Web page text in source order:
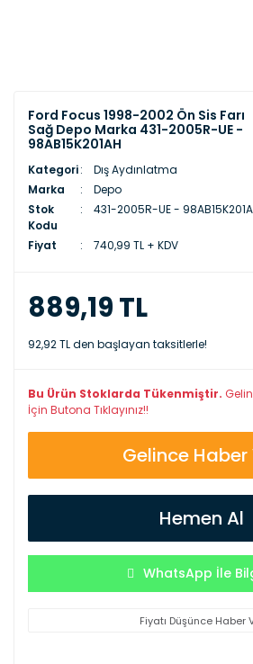
Ford Focus 1998-2002 Ön Sis Farı
Sağ Depo Marka 431-2005R-UE -
98AB15K201AH
Kategori
Dış Aydınlatma
Marka
Depo
Stok
Kodu
431-2005R-UE -
Fiyat 740,99 TL + KDV
889,19 TL
92,92 TL den başlayan taksitlerle!
Bu Ürün Stoklarda Tükenmiştir.
İçin Butona Tıklayınız!!
Gelince Haber
Hemen Al
WhatsApp İle
Fiyatı Düşünce Haber